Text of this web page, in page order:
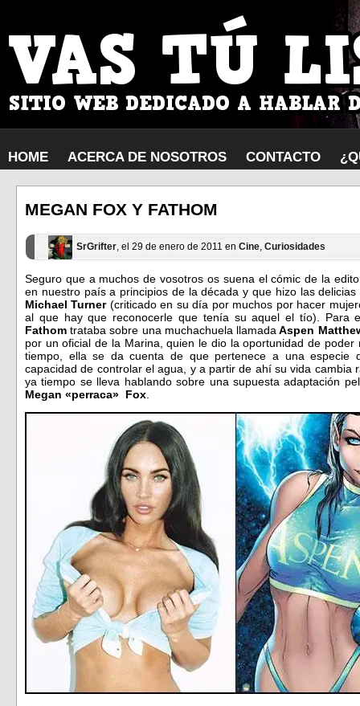
HOME ACERCA DE NOSOTROS CONTACTO
MEGAN FOX Y FATHOM
SrGrifter, el 29 de enero de 2011 en Cine, Curiosidades
Seguro que a muchos de vosotros os suena el cómic de la
en nuestro país a principios de la década y que hizo las
Michael Turner(criticado en su día por muchos por hacer
al que hay que reconocerle que tenía su aquel el tío). Para
Fathomtrataba sobre una muchachuela llamada Aspen
por un oficial de la Marina, quien le dio la oportunidad de
tiempo, ella se da cuenta de que pertenece a una especie
capacidad de controlar el agua, y a partir de ahí su vida
ya tiempo se lleva hablando sobre una supuesta adaptación
Megan «perraca» Fox